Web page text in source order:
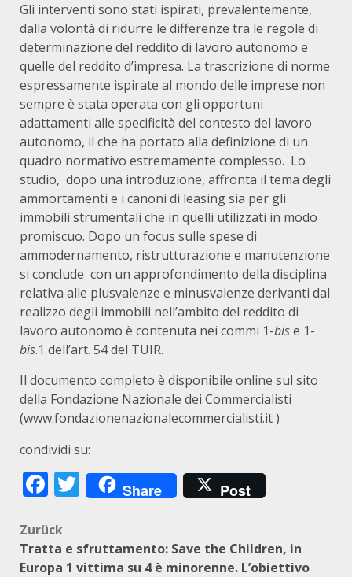
Gli interventi sono stati ispirati, prevalentemente,
dalla volontà di ridurre le differenze tra le regole di
determinazione del reddito di lavoro autonomo e
quelle del reddito d’impresa. La trascrizione di norme
espressamente ispirate al mondo delle imprese non
sempre è stata operata con gli opportuni
adattamenti alle specificità del contesto del lavoro
autonomo, il che ha portato alla definizione di un
quadro normativo estremamente complesso. Lo
studio, dopo una introduzione, affronta il tema degli
ammortamenti e i canoni di leasing sia per gli
immobili strumentali che in quelli utilizzati in modo
promiscuo. Dopo un focus sulle spese di
ammodernamento, ristrutturazione e manutenzione
si conclude con un approfondimento della disciplina
relativa alle plusvalenze e minusvalenze derivanti dal
realizzo degli immobili nell’ambito del reddito di
lavoro autonomo è contenuta nei commi 1-bise 1-
bis.1 dell’art. 54 del TUIR.
Il documento completo è disponibile online sul sito
della Fondazione Nazionale dei Commercialisti
(www.fondazionenazionalecommercialisti.it)
condividi su:
Facebook
Twitter
Share Post
Beitragsnavigation
Zurück
Tratta e sfruttamento: Save the Children, in
Europa 1 vittima su 4 è minorenne. L’obiettivo